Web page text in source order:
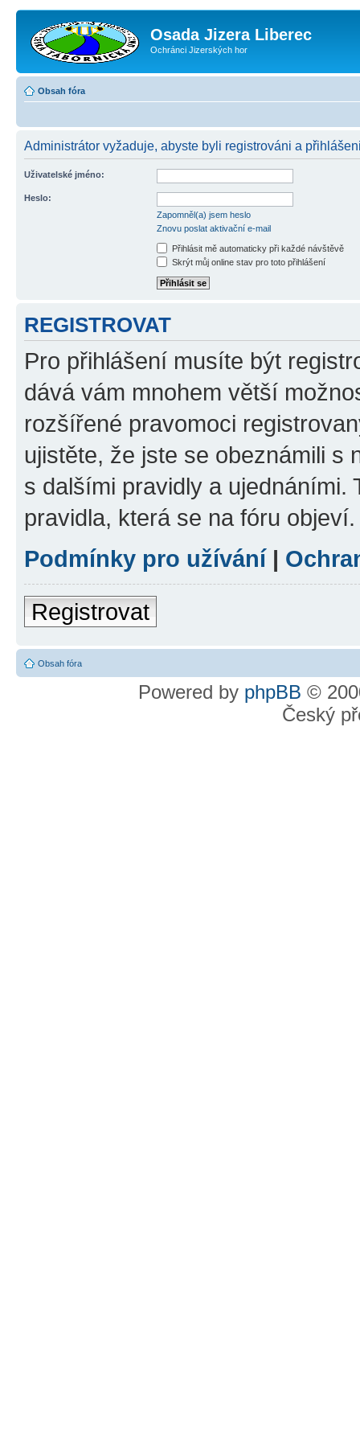
Osada Jizera Liberec
Ochránci Jizerských hor
Obsah fóra
Administrátor vyžaduje, abyste byli registrováni a
Uživatelské jméno:
Heslo:
Zapomněl(a) jsem heslo
Znovu poslat aktivační e-mail
Přihlásit mě automaticky při každé návštěvě
Skrýt můj online stav pro toto přihlášení
REGISTROVAT
Pro přihlášení musíte být
dává vám mnohem větší
rozšířené pravomoci
ujistěte, že jste se obeznámili s
s dalšími pravidly a ujednáními.
pravidla, která se na fóru objeví.
Podmínky pro užívání |
Registrovat
Obsah fóra
Powered by phpBB ©
Český